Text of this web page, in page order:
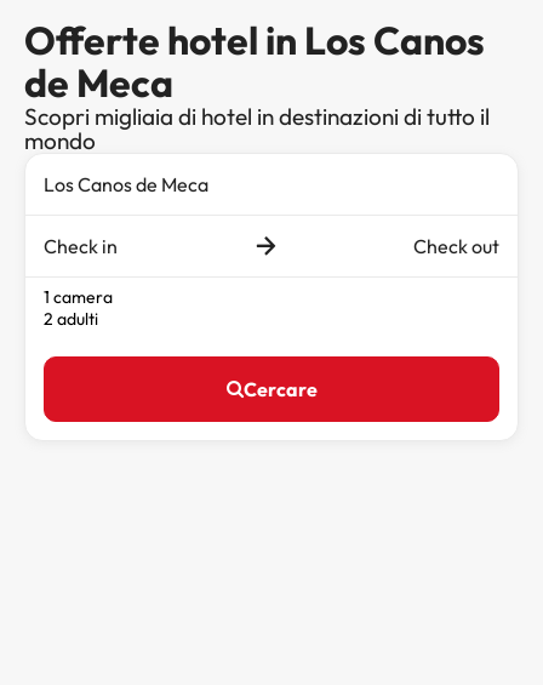
Offerte hotel in Los Canos
de Meca
Scopri migliaia di hotel in destinazioni di tutto il
mondo
Check in Check out
1 camera
2 adulti
Cercare